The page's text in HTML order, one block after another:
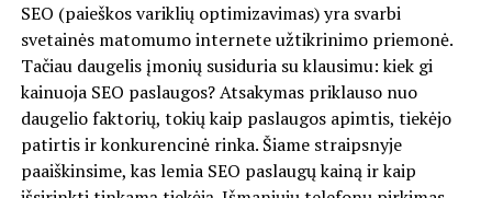
SEO (paieškos variklių optimizavimas) yra svarbi
svetainės matomumo internete užtikrinimo priemonė.
Tačiau daugelis įmonių susiduria su klausimu: kiek gi
kainuoja SEO paslaugos? Atsakymas priklauso nuo
daugelio faktorių, tokių kaip paslaugos apimtis, tiekėjo
patirtis ir konkurencinė rinka. Šiame straipsnyje
paaiškinsime, kas lemia SEO paslaugų kainą ir kaip